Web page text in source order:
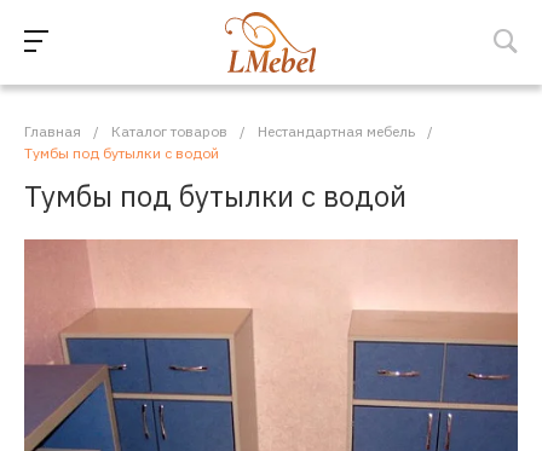
Главная / Каталог товаров / Нестандартная мебель
/
Тумбы под бутылки с водой
Тумбы под бутылки с водой